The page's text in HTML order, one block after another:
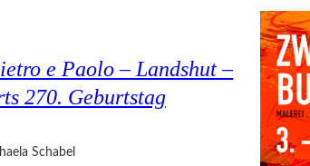
e Paolo – Landshut –
270. Geburtstag
Schabel